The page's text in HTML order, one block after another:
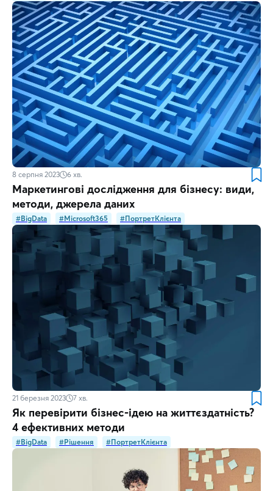
8 серпня 2023 6 хв.
Маркетингові дослідження для бізнесу: види,
методи, джерела даних
#BigData #Microsoft365 #ПортретКлієнта
21 березня 2023 7 хв.
Як перевірити бізнес-ідею на життєздатність?
4 ефективних методи
#BigData #Рішення #ПортретКлієнта